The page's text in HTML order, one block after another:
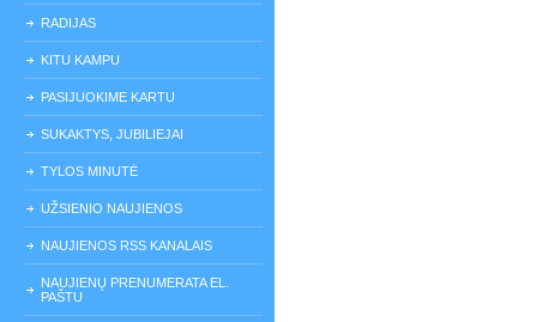
RADIJAS
KITU KAMPU
PASIJUOKIME KARTU
SUKAKTYS, JUBILIEJAI
TYLOS MINUTĖ
UŽSIENIO NAUJIENOS
NAUJIENOS RSS KANALAIS
NAUJIENŲ PRENUMERATA EL.
PAŠTU